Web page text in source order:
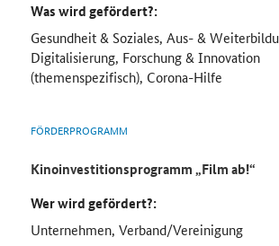
Was wird gefördert?:
Gesundheit & Soziales, Aus- &
Digitalisierung, Forschung & Innovation
(themenspezifisch), Corona-Hilfe
FÖRDERPROGRAMM
Kinoinvestitionsprogramm „Film ab!“
Wer wird gefördert?:
Unternehmen, Verband/Vereinigung